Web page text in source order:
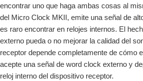
encontrar uno que haga ambas cosas al
del Micro Clock MKII, emite una señal de
es raro encontrar en relojes internos. El
externo pueda o no mejorar la calidad del
receptor depende completamente de cómo
acepte una señal de word clock externo y
reloj interno del dispositivo receptor.